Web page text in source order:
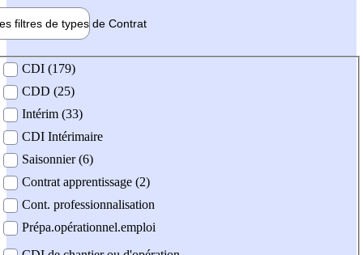
filtres de types de Contrat
contrat
CDI (179)
CDD (25)
Intérim (33)
CDI Intérimaire
Saisonnier (6)
Contrat apprentissage (2)
Cont. professionnalisation
Prépa.opérationnel.emploi